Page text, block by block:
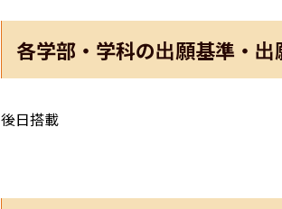
各学部・学科の出願基準・
後日搭載